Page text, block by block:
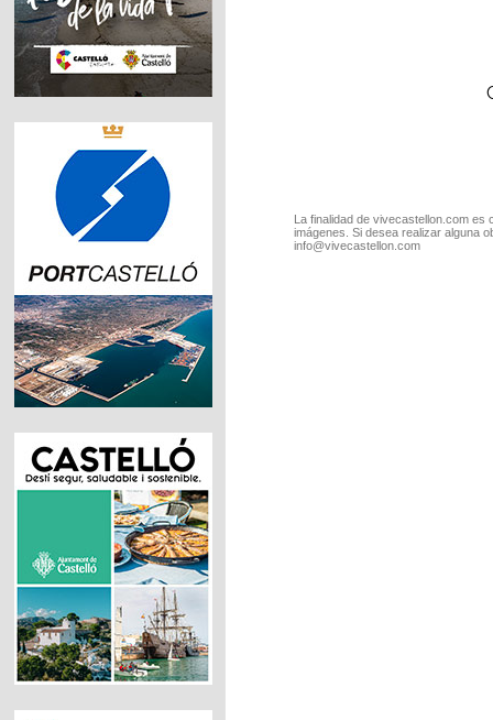
La finalidad de vivecastellon.com
imágenes. Si desea realizar alguna
info@vivecastellon.com